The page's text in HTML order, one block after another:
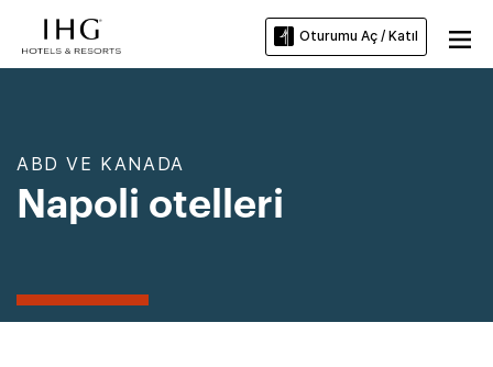
Oturumu Aç / Katıl
ABD VE KANADA
Napoli otelleri